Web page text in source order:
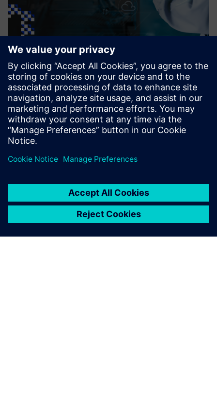
Setta Progress
Integration with ERP & Full Traceability Maintenance and
production KPIs – Greater profit Inventory Analysis and
Financial Planning with Interactive and Customizable
Dashboard
Lær mer